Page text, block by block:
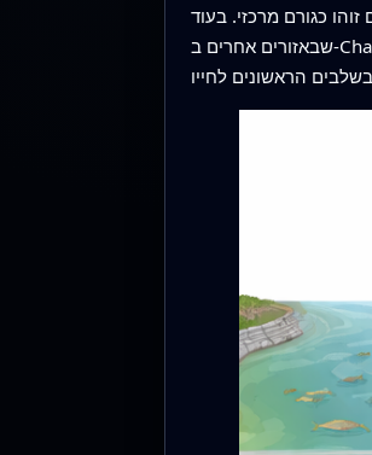
בחמצן (מעל כ-7 מיליגרם חמצן לליטר) גם הם זוהו כגורם מרכזי. בעוד
שבאזורים אחרים ב-Charlotte Harbor יש דמיון חיצוני, הם נדירים מארחים גורים קטנים, מה שמעיד כי שילוב של נאמנות נקבות לאתר הלידה, מסתור מנגרובים ותנאי